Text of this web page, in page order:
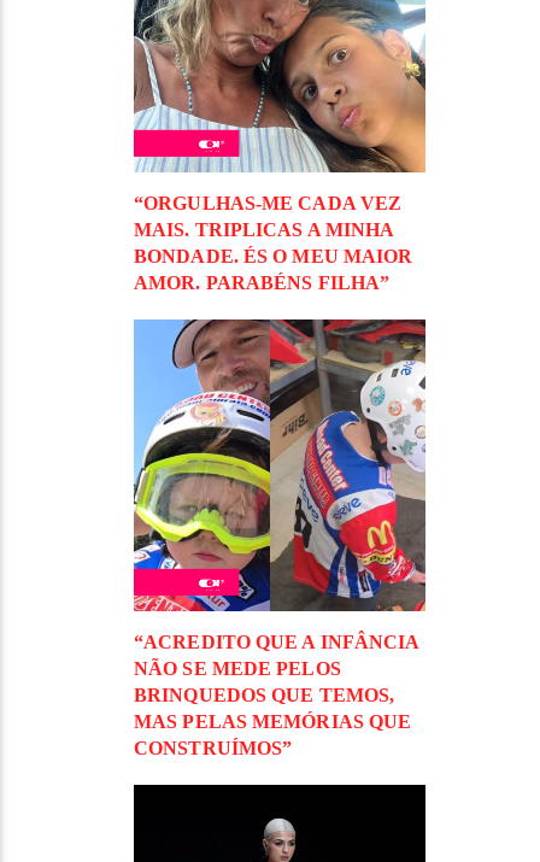
“ORGULHAS-ME CADA VEZ
MAIS. TRIPLICAS A MINHA
BONDADE. ÉS O MEU MAIOR
AMOR. PARABÉNS FILHA”
“ACREDITO QUE A INFÂNCIA
NÃO SE MEDE PELOS
BRINQUEDOS QUE TEMOS,
MAS PELAS MEMÓRIAS QUE
CONSTRUÍMOS”